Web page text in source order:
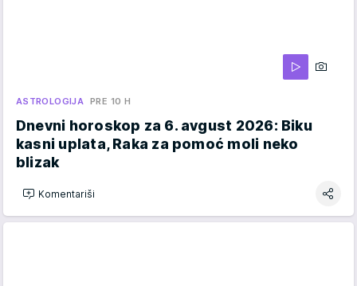
ASTROLOGIJA PRE 10 H
Dnevni horoskop za 6. avgust 2026: Biku
kasni uplata, Raka za pomoć moli neko
blizak
Komentariši